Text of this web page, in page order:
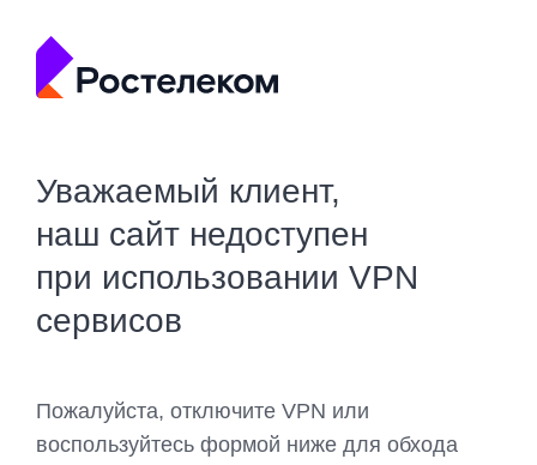
Уважаемый клиент,
наш сайт недоступен
при использовании VPN
сервисов
Пожалуйста, отключите VPN или
воспользуйтесь формой ниже для обхода